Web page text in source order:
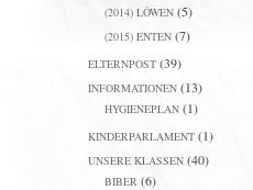
(2014) LÖWEN(5)
(2015) ENTEN(7)
ELTERNPOST(39)
INFORMATIONEN(13)
HYGIENEPLAN(1)
KINDERPARLAMENT(1)
UNSERE KLASSEN(40)
BIBER (6)